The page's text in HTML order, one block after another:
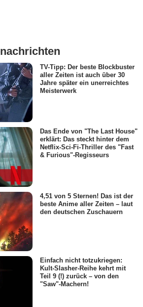
TV-Tipp: Der beste Blockbuster
aller Zeiten ist auch über 30
Jahre später ein unerreichtes
Meisterwerk
Das Ende von "The Last House"
erklärt: Das steckt hinter dem
Netflix-Sci-Fi-Thriller des "Fast
& Furious"-Regisseurs
4,51 von 5 Sternen! Das ist der
beste Anime aller Zeiten – laut
den deutschen Zuschauern
Einfach nicht totzukriegen:
Kult-Slasher-Reihe kehrt mit
Teil 9 (!) zurück – von den
"Saw"-Machern!